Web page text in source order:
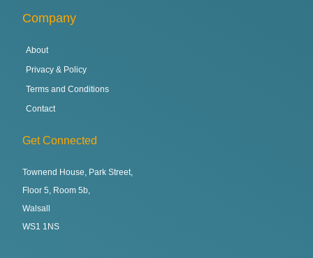
Company
About
Privacy & Policy
Terms and Conditions
Contact
Get Connected
Townend House, Park Street,
Floor 5, Room 5b,
Walsall
WS1 1NS